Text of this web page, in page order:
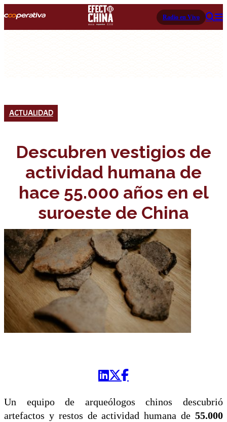
Radio en Vivo
ACTUALIDAD
Descubren vestigios de
actividad humana de
hace 55.000 años en el
suroeste de China
Un equipo de arqueólogos chinos descubrió
artefactos y restos de actividad humana de 55.000